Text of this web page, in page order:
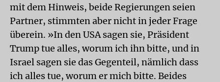
mit dem Hinweis, beide Regierungen seien
Partner, stimmten aber nicht in jeder Frage
überein. »In den USA sagen sie, Präsident
Trump tue alles, worum ich ihn bitte, und in
Israel sagen sie das Gegenteil, nämlich dass
ich alles tue, worum er mich bitte. Beides